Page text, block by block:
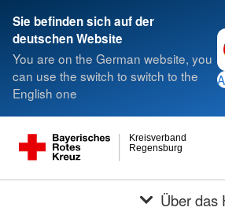
Sie befinden sich auf der
deutschen Website
You are on the German website, you
can use the switch to switch to the
English one
Regensburg
Kreisverband
Über das